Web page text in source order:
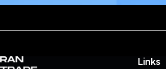
Links